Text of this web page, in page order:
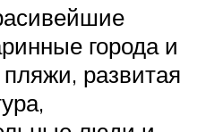
города и
развитая